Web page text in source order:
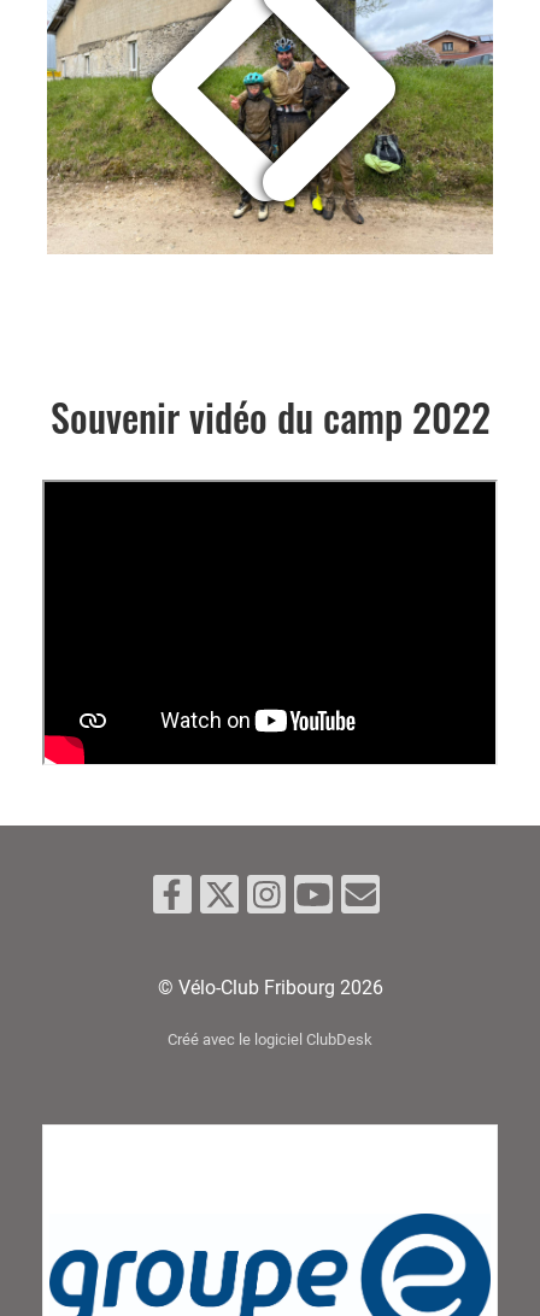
Souvenir vidéo du camp 2022
© Vélo-Club Fribourg 2026
Créé avec le logiciel ClubDesk